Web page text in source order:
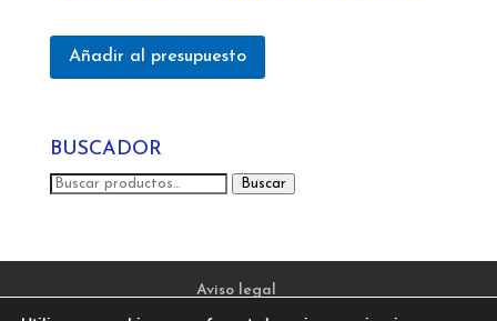
Añadir al presupuesto
BUSCADOR
Buscar
Buscar
Aviso legal
Política de privacidad y protección de datos